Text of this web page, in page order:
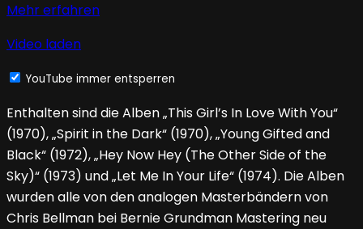
Mehr erfahren
Video laden
YouTube immer entsperren
Enthalten sind die Alben „This Girl’s In Love With You“
(1970), „Spirit in the Dark“ (1970), „Young Gifted and
Black“ (1972), „Hey Now Hey (The Other Side of the
Sky)“ (1973) und „Let Me In Your Life“ (1974). Die Alben
wurden alle von den analogen Masterbändern von
Chris Bellman bei Bernie Grundman Mastering neu